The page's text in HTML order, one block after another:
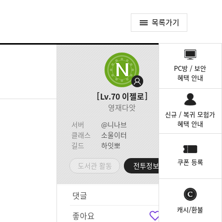
목록가기
Lv.70 이젤로
영재다앗
서버
@니나브
클래스
소울이터
길드
하잇뽀
도서관 활동 전투정보실
댓글
좋아요
PC방 / 보안
혜택 안내
신규 / 복귀 모험가
혜택 안내
쿠폰 등록
캐시/환불